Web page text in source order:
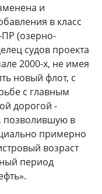
и
в класс
ПР (озерно-
судов проекта
2000-х, не имея
новый флот, с
с главным
дорогой -
позволившую в
примерно
возраст
период